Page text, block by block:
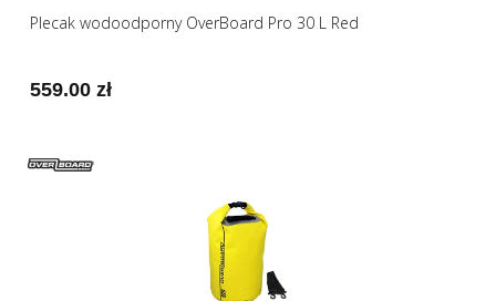
Plecak wodoodporny OverBoard Pro 30 L Red
559.00 zł